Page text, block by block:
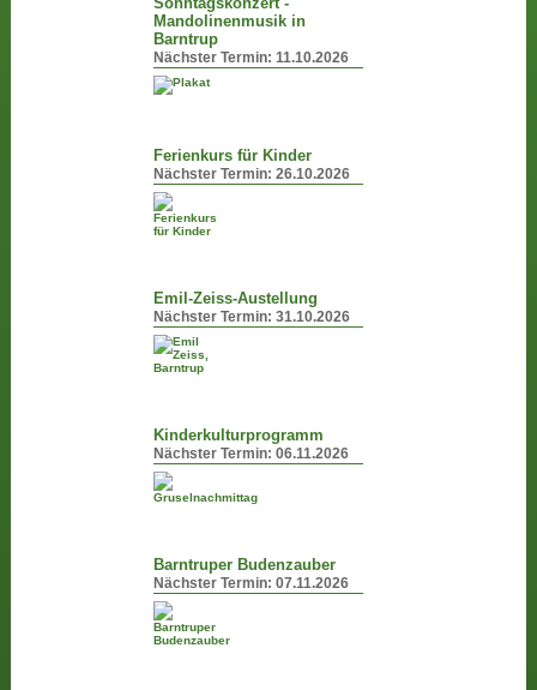
Sonntagskonzert -
Mandolinenmusik in
Barntrup
Nächster Termin:11.10.2026
Ferienkurs für Kinder
Nächster Termin:26.10.2026
Emil-Zeiss-Austellung
Nächster Termin:31.10.2026
Kinderkulturprogramm
Nächster Termin:06.11.2026
Barntruper Budenzauber
Nächster Termin:07.11.2026